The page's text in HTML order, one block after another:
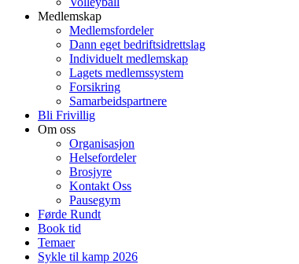
Medlemskap
Medlemsfordeler
Dann eget bedriftsidrettslag
Individuelt medlemskap
Lagets medlemssystem
Forsikring
Samarbeidspartnere
Bli Frivillig
Om oss
Organisasjon
Helsefordeler
Brosjyre
Kontakt Oss
Pausegym
Førde Rundt
Book tid
Temaer
Sykle til kamp 2026